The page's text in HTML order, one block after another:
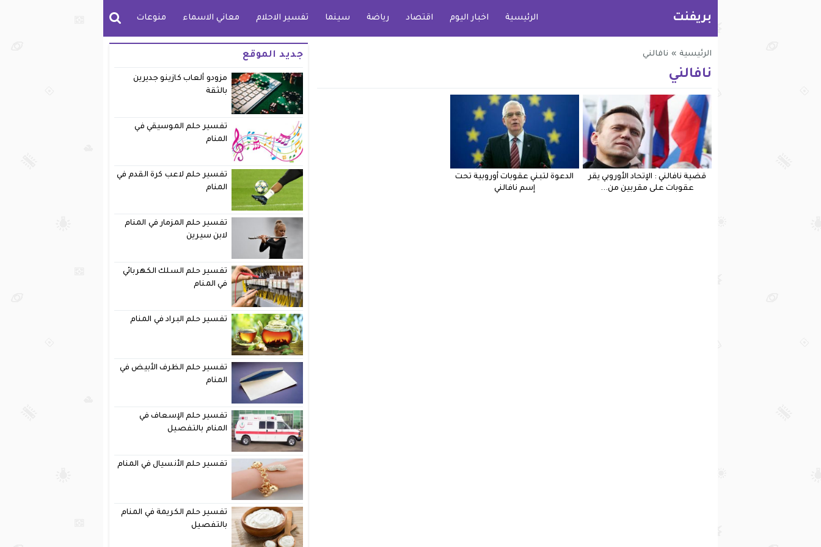
بريفنت الرئيسية اخبار اليوم اقتصاد رياضة سينما تفسير الاحلام معاني الاسماء منوعات
الرئيسية » نافالني
نافالني
قضية نافالني : الإتحاد الأوروبي يقر
عقوبات على مقربين من...
الدعوة لتبني عقوبات أوروبية تحت
إسم نافالني
جديد الموقع
مزودو ألعاب كازينو جديرين
بالثقة
تفسير حلم الموسيقي في
المنام
تفسير حلم لاعب كرة القدم في
المنام
تفسير حلم المزمار في المنام
لابن سيرين
تفسير حلم السلك الكهربائي
في المنام
تفسير حلم البراد في المنام
تفسير حلم الظرف الأبيض في
المنام
تفسير حلم الإسعاف في
المنام بالتفصيل
تفسير حلم الأنسيال في المنام
تفسير حلم الكريمة في المنام
بالتفصيل